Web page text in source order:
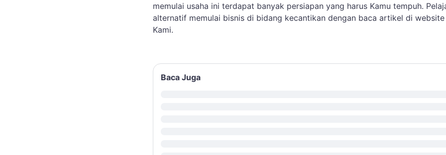
memulai usaha ini terdapat banyak persiapan yang harus Kamu tempuh.
alternatif memulai bisnis di bidang kecantikan dengan baca artikel di website
Kami.
Baca Juga